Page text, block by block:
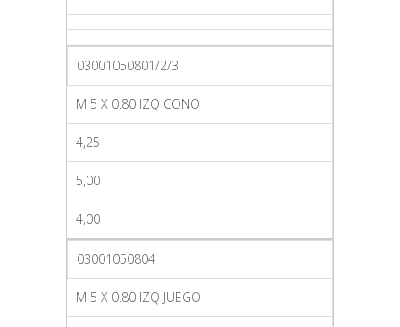
03001050801/2/3
M 5 X 0.80 IZQ CONO
4,25
5,00
4,00
03001050804
M 5 X 0.80 IZQ JUEGO